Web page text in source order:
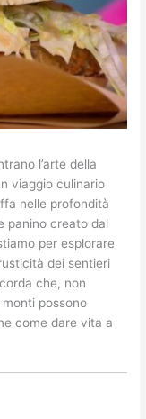
l’arte della
viaggio culinario
nelle profondità
panino creato dal
per esplorare
dei sentieri
che, non
possono
come dare vita a